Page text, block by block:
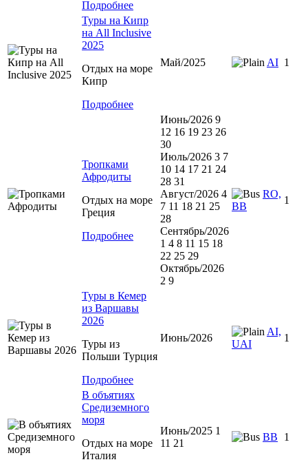
Подробнее
Туры на Кипр
на All Inclusive
2025
Отдых на море
Кипр
Подробнее
Май/2025 AI 1
Тропками
Афродиты
Отдых на море
Греция
Подробнее
Июнь/2026 9
12 16 19 23 26
30
Июль/2026 3 7
10 14 17 21 24
28 31
Август/2026 4
7 11 18 21 25
28
Сентябрь/2026
1 4 8 11 15 18
22 25 29
Октябрь/2026
2 9
RO,
BB
1
Туры в Кемер
из Варшавы
2026
Туры из
Польши Турция
Подробнее
Июнь/2026
AI,
UAI
1
В объятиях
Средиземного
моря
Отдых на море
Италия
Июнь/2025 1
11 21
BB 1